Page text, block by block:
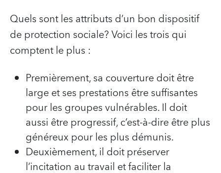
Quels sont les attributs d’un bon dispositif
de protection sociale? Voici les trois qui
comptent le plus :
Premièrement, sa couverture doit être
large et ses prestations être suffisantes
pour les groupes vulnérables. Il doit
aussi être progressif, c’est-à-dire être plus
généreux pour les plus démunis.
Deuxièmement, il doit préserver
l’incitation au travail et faciliter la